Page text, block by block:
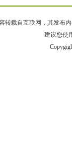
转载自互联网，其发布
建议您使